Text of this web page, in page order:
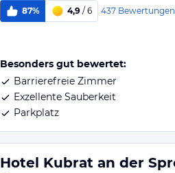
87% 4,9 / 6 437 Bewertungen
Besonders gut bewertet:
Barrierefreie Zimmer
Exzellente Sauberkeit
Parkplatz
Hotel Kubrat an der